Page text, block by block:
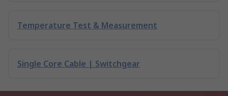
Temperature Test & Measurement
Single Core Cable | Switchgear